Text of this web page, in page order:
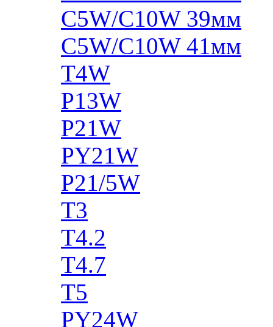
C5W/C10W 39мм
C5W/C10W 41мм
T4W
P13W
P21W
PY21W
P21/5W
T3
T4.2
T4.7
T5
PY24W